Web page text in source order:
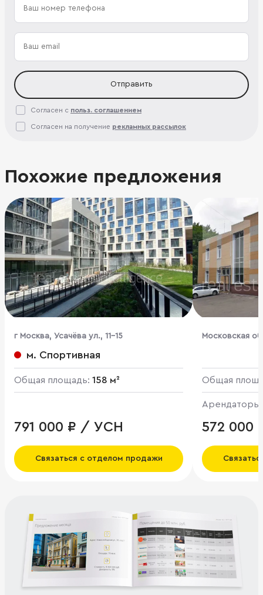
Отправить
Согласен с польз. соглашением
Согласен на получение рекламных рассылок
Похожие предложения
г Москва, Усачёва ул., 11-15
м. Спортивная
Общая площадь: 158 м²
791 000 ₽ / УСН
Связаться с отделом продажи
Московская
Общая
572